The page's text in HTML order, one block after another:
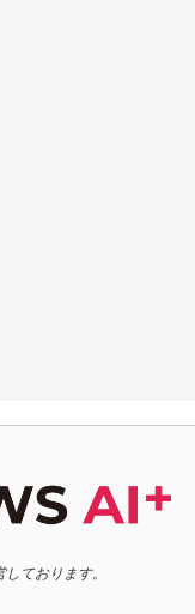
しております。